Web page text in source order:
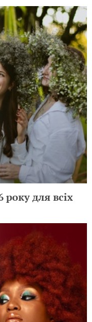
року для всіх